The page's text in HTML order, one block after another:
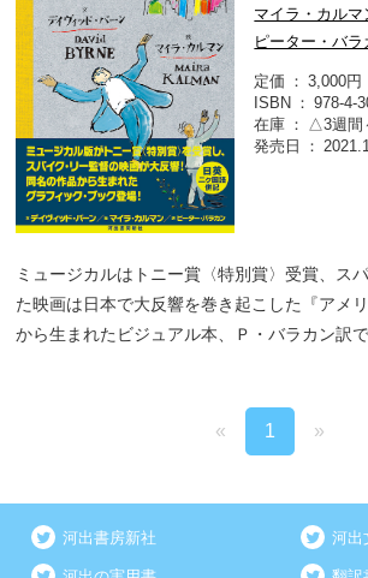
マイラ・カルマ
ピーター・バラ
定価
3,000円
ISBN
978-4-
在庫
△3週間
発売日
ミュージカルはトニー賞〈特別賞〉受賞、ス
た映画は日本で大反響を巻き起こした『アメ
から生まれたビジュアル本、Ｐ・バラカン訳
« 1 »
河出書房新社 河出